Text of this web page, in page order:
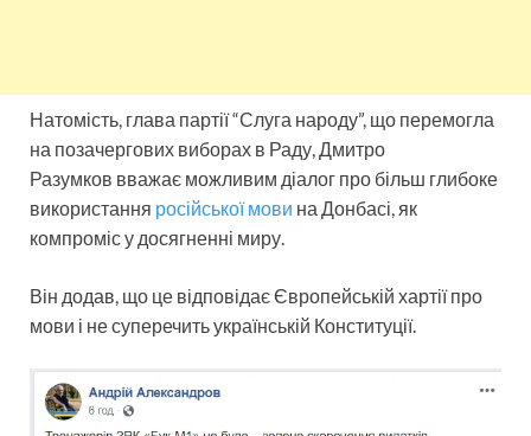
Натомість, глава партії “Слуга народу”, що перемогла
на позачергових виборах в Раду, Дмитро
Разумков вважає можливим діалог про більш глибоке
використання російської мови на Донбасі, як
компроміс у досягненні миру.
Він додав, що це відповідає Європейській хартії про
мови і не суперечить українській Конституції.